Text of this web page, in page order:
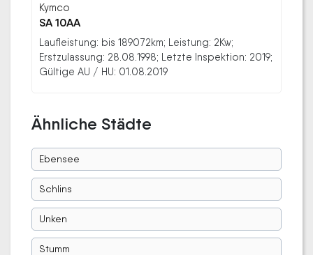
Kymco
SA 10AA
Laufleistung: bis 189072km; Leistung: 2Kw;
Erstzulassung: 28.08.1998; Letzte Inspektion: 2019;
Gültige AU / HU: 01.08.2019
Ähnliche Städte
Ebensee
Schlins
Unken
Stumm